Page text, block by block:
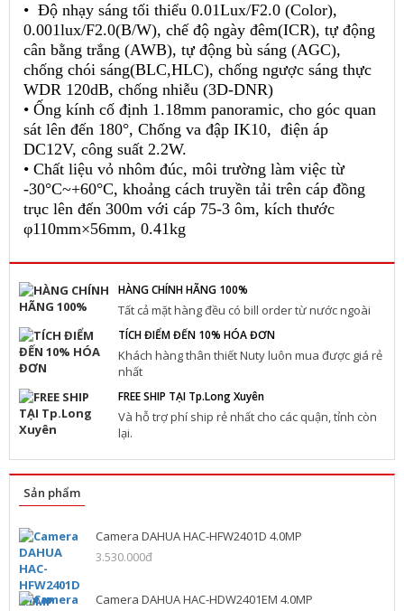
• Độ nhạy sáng tối thiểu 0.01Lux/F2.0 (Color),
0.001lux/F2.0(B/W), chế độ ngày đêm(ICR), tự động
cân bằng trắng (AWB), tự động bù sáng (AGC),
chống chói sáng(BLC,HLC), chống ngược sáng thực
WDR 120dB, chống nhiễu (3D-DNR)
• Ống kính cố định 1.18mm panoramic, cho góc quan
sát lên đến 180°, Chống va đập IK10, điện áp
DC12V, công suất 2.2W.
• Chất liệu vỏ nhôm đúc, môi trường làm việc từ
-30°C~+60°C, khoảng cách truyền tải trên cáp đồng
trục lên đến 300m với cáp 75-3 ôm, kích thước
φ110mm×56mm, 0.41kg
HÀNG CHÍNH HÃNG 100%
Tất cả mặt hàng đều có bill order từ nước ngoài
TÍCH ĐIỂM ĐẾN 10% HÓA ĐƠN
Khách hàng thân thiết Nuty luôn mua được giá rẻ
nhất
FREE SHIP TẠI Tp.Long Xuyên
Và hỗ trợ phí ship rẻ nhất cho các quận, tỉnh còn
lại.
Sản phẩm
Camera DAHUA HAC-HFW2401D 4.0MP
3.530.000đ
Camera DAHUA HAC-HDW2401EM 4.0MP